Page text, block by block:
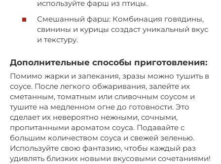
используйте фарш из птицы.
Смешанный фарш: Комбинация говядины,
свинины и курицы создаст уникальный вкус
и текстуру.
Дополнительные способы приготовления:
Помимо жарки и запекания, зразы можно тушить в
соусе. После легкого обжаривания, залейте их
сметанным, томатным или сливочным соусом и
тушите на медленном огне до готовности. Это
сделает их невероятно нежными, сочными,
пропитанными ароматом соуса. Подавайте с
большим количеством соуса и свежей зеленью.
Используйте свою фантазию, чтобы каждый раз
удивлять близких новыми вкусовыми сочетаниями!